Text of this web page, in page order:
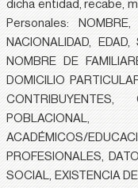
dicha entidad, recabe,
Personales:
NACIONALIDAD,
NOMBRE DE
DOMICILIO
ACADÉMICOS/
PROFESIONALES,
SOCIAL, EXISTENCIA